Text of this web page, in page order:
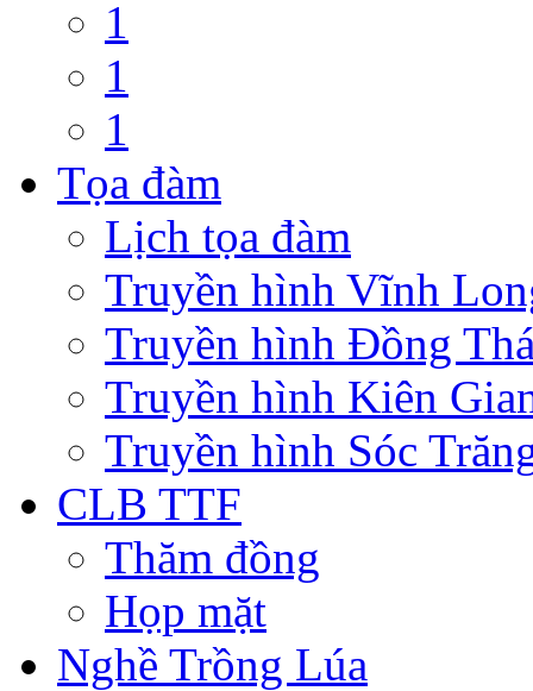
1
1
1
Tọa đàm
Lịch tọa đàm
Truyền hình Vĩnh
Truyền hình Đồng
Truyền hình Kiên
Truyền hình Sóc
CLB TTF
Thăm đồng
Họp mặt
Nghề Trồng Lúa